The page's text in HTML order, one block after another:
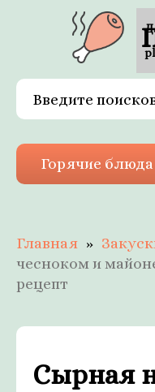
Горячие блюда
Главная
чесноком и
рецепт
Сырная